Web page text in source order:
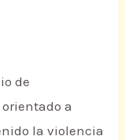
de
a
la violencia